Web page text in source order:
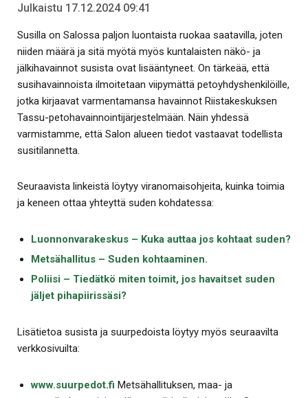
Julkaistu 17.12.2024 09:41
Susilla on Salossa paljon luontaista ruokaa saatavilla, joten
niiden määrä ja sitä myötä myös kuntalaisten näkö- ja
jälkihavainnot susista ovat lisääntyneet. On tärkeää, että
susihavainnoista ilmoitetaan viipymättä petoyhdyshenkilöille,
jotka kirjaavat varmentamansa havainnot Riistakeskuksen
Tassu-petohavainnointijärjestelmään. Näin yhdessä
varmistamme, että Salon alueen tiedot vastaavat todellista
susitilannetta.
Seuraavista linkeistä löytyy viranomaisohjeita, kuinka toimia
ja keneen ottaa yhteyttä suden kohdatessa:
Luonnonvarakeskus – Kuka auttaa jos kohtaat suden?
Metsähallitus – Suden kohtaaminen.
Poliisi – Tiedätkö miten toimit, jos havaitset suden
jäljet pihapiirissäsi?
Lisätietoa susista ja suurpedoista löytyy myös seuraavilta
verkkosivuilta:
www.suurpedot.fi Metsähallituksen, maa- ja